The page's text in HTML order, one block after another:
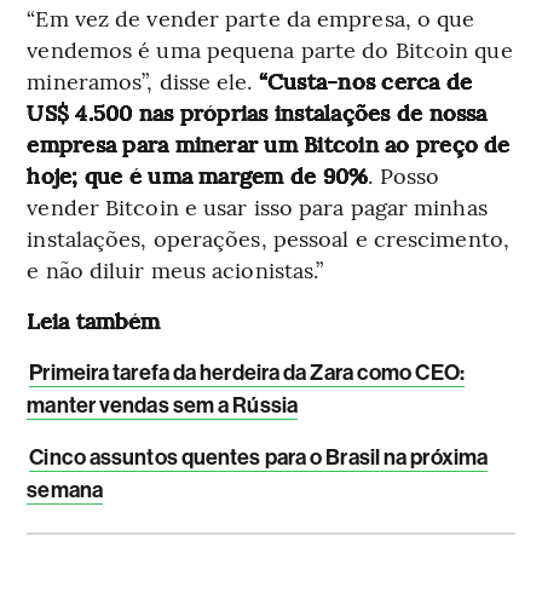
“Em vez de vender parte da empresa, o que
vendemos é uma pequena parte do Bitcoin que
mineramos”, disse ele. “Custa-nos cerca de
US$ 4.500 nas próprias instalações de nossa
empresa para minerar um Bitcoin ao preço de
hoje; que é uma margem de 90%. Posso
vender Bitcoin e usar isso para pagar minhas
instalações, operações, pessoal e crescimento,
e não diluir meus acionistas.”
Leia também
Primeira tarefa da herdeira da Zara como CEO:
manter vendas sem a Rússia
Cinco assuntos quentes para o Brasil na próxima
semana